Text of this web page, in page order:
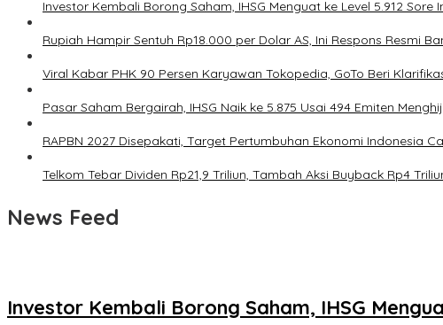
Investor Kembali Borong Saham, IHSG Menguat ke Level 5.912 Sore
Rupiah Hampir Sentuh Rp18.000 per Dolar AS, Ini Respons Resmi
Viral Kabar PHK 90 Persen Karyawan Tokopedia, GoTo Beri
Pasar Saham Bergairah, IHSG Naik ke 5.875 Usai 494 Emiten
RAPBN 2027 Disepakati, Target Pertumbuhan Ekonomi Indonesia
Telkom Tebar Dividen Rp21,9 Triliun, Tambah Aksi Buyback Rp4
News Feed
Investor Kembali Borong Saham, IHSG